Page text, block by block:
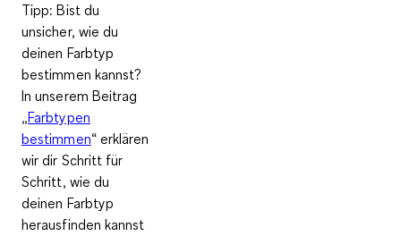
Tipp: Bist du
unsicher, wie du
deinen Farbtyp
bestimmen kannst?
In unserem Beitrag
„Farbtypen
bestimmen“ erklären
wir dir Schritt für
Schritt, wie du
deinen Farbtyp
herausfinden kannst